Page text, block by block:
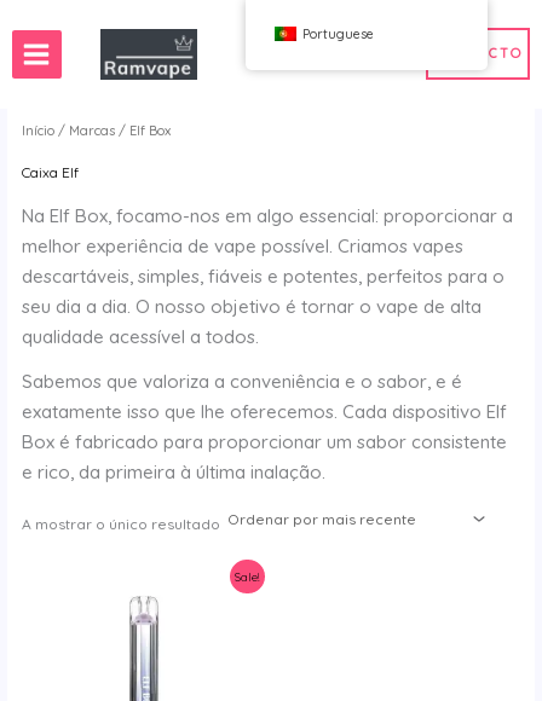
para
CONTACTO
Início / Marcas / Elf Box
Caixa Elf
Na Elf Box, focamo-nos em algo essencial: proporcionar a
melhor experiência de vape possível. Criamos vapes
descartáveis, simples, fiáveis e potentes, perfeitos para o
seu dia a dia. O nosso objetivo é tornar o vape de alta
qualidade acessível a todos.
Sabemos que valoriza a conveniência e o sabor, e é
exatamente isso que lhe oferecemos. Cada dispositivo Elf
Box é fabricado para proporcionar um sabor consistente
e rico, da primeira à última inalação.
A mostrar o único resultado
Sale!
por Grosso na PolóniaVape por Grosso em Espanha
Elf
FIHP
BAR
HIFANCY
OKSO
Bar Stag
Portuguese